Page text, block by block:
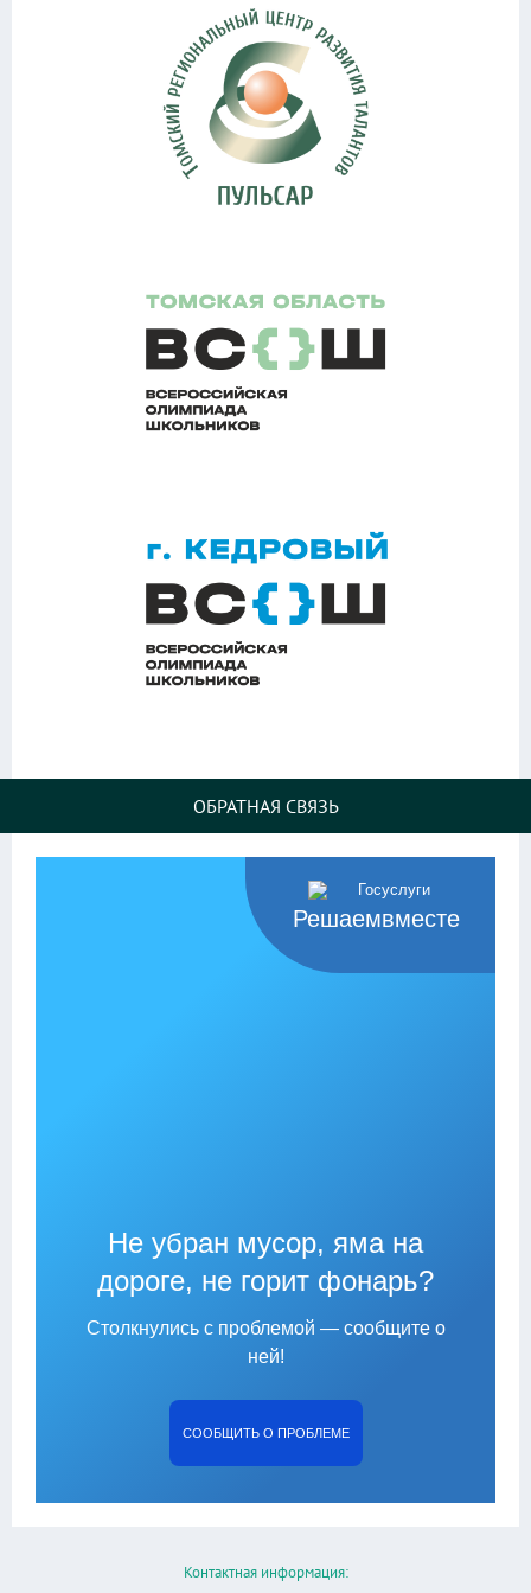
ОБРАТНАЯ СВЯЗЬ
Решаемвместе
Не убран мусор, яма на
дороге, не горит фонарь?
Столкнулись с проблемой — сообщите о
ней!
СООБЩИТЬ О ПРОБЛЕМЕ
Контактная информация: